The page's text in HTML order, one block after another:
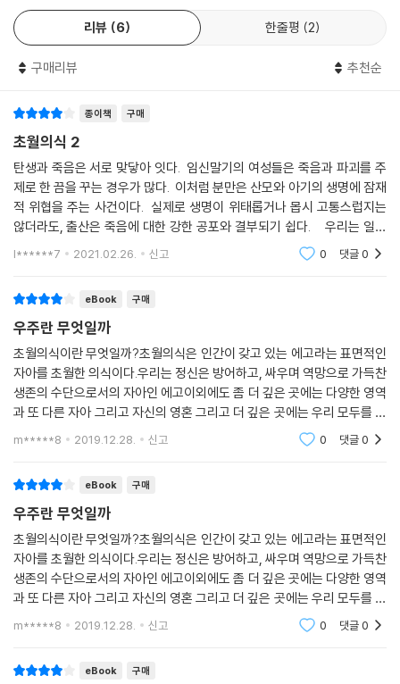
있다. 하나의 극명한 예로서, 그로프의 한 환자가 겪었던 미지의 체험이 뉴
기니의 신화와 일치한다는 사실이 신화학자 조셉 캠벨에 의해 밝혀지는 대
목은 인간이라는 존재의 본질을 원점에서 다시 생각하게 한다.
초개아 심리학의 관찰 결과에 따르면, 물질 우주는 기계적 구조물이 아니
심적인 힘(하일로트로픽)과 구심적인 힘(홀로트로픽)이 역동적으로 상호
작용하는 이 우주 속에서 대단히 중요한 역할을 맡은 배우인 동시에 극작
가이다. 현재 지구의 위기는 본질적으로 인류 의식의 진화 수준을 드러내
고 있다. 심각한 생존의 위협을 극복하기 위해서라도, 우리는 내적으로 철
저히 변성되어 한 단계 높은 감정적 성숙과 영적 자각에 도달해야 한다. 과
의식 기법들을 사회적으로 널리 보급한다면, 그 체험들로 인해 인류의 미
래는 경쟁과 투쟁이 아니라 평화와 공존의 세계를 향하게 될 것이다. 그로
프는 50여 년간의 연구를 통해서, 한 번이라도 초개아 체험을 해본 사람은
인간의 의식이 중추신경계의 부산물에 불과하다는 편협한 설명을 절대로
받아들이지 않는다고 단언한다.
리뷰 6 한줄평 2
구매리뷰 추천순
종이책 구매
초월의식 2
탄생과 죽음은 서로 맞닿아 잇다. 임신말기의 여성들은 죽음과 파괴를 주
제로 한 끔을 꾸는 경우가 많다. 이처럼 분만은 산모와 아기의 생명에 잠재
적 위협을 주는 사건이다. 실제로 생명이 위태롭거나 몹시 고통스럽지는
않더라도, 출산은 죽음에 대한 강한 공포와 결부되기 쉽다. 우리는 일체
지향적 상태 속에서 탄생-성-죽음 간의 실질적이고 본질적인 관계성을
l******7 2021.02.26. 신고 0 댓글0
eBook 구매
우주란 무엇일까
초월의식이란 무엇일까?초월의식은 인간이 갖고 있는 에고라는 표면적인
자아를 초월한 의식이다.우리는 정신은 방어하고, 싸우며 역망으로 가득찬
생존의 수단으로서의 자아인 에고이외에도 좀 더 깊은 곳에는 다양한 영역
과 또 다른 자아 그리고 자신의 영혼 그리고 더 깊은 곳에는 우리 모두를 연
결하고 이 모든 것을 창조함의 원천인 초월의식이있다고 한다.이 책은 초
m*****8 2019.12.28. 신고 0 댓글0
eBook 구매
우주란 무엇일까
초월의식이란 무엇일까?초월의식은 인간이 갖고 있는 에고라는 표면적인
자아를 초월한 의식이다.우리는 정신은 방어하고, 싸우며 역망으로 가득찬
생존의 수단으로서의 자아인 에고이외에도 좀 더 깊은 곳에는 다양한 영역
과 또 다른 자아 그리고 자신의 영혼 그리고 더 깊은 곳에는 우리 모두를 연
결하고 이 모든 것을 창조함의 원천인 초월의식이있다고 한다.이 책은 초
m*****8 2019.12.28. 신고 0 댓글0
eBook 구매